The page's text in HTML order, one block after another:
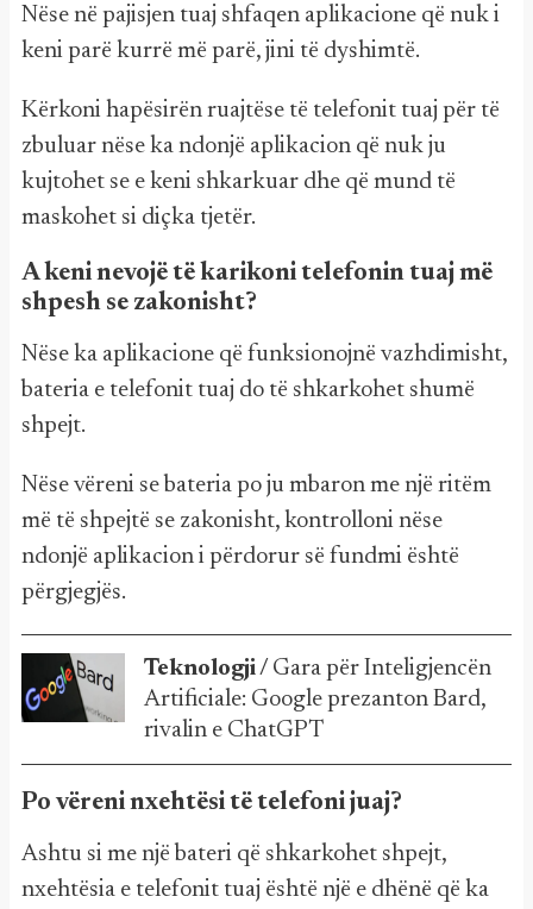
Nëse në pajisjen tuaj shfaqen aplikacione që nuk i
keni parë kurrë më parë, jini të dyshimtë.
Kërkoni hapësirën ruajtëse të telefonit tuaj për të
zbuluar nëse ka ndonjë aplikacion që nuk ju
kujtohet se e keni shkarkuar dhe që mund të
maskohet si diçka tjetër.
A keni nevojë të karikoni telefonin tuaj më
shpesh se zakonisht?
Nëse ka aplikacione që funksionojnë vazhdimisht,
bateria e telefonit tuaj do të shkarkohet shumë
shpejt.
Nëse vëreni se bateria po ju mbaron me një ritëm
më të shpejtë se zakonisht, kontrolloni nëse
ndonjë aplikacion i përdorur së fundmi është
përgjegjës.
Teknologji / Gara për Inteligjencën
Artificiale: Google prezanton Bard,
rivalin e ChatGPT
Po vëreni nxehtësi të telefoni juaj?
Ashtu si me një bateri që shkarkohet shpejt,
nxehtësia e telefonit tuaj është një e dhënë që ka